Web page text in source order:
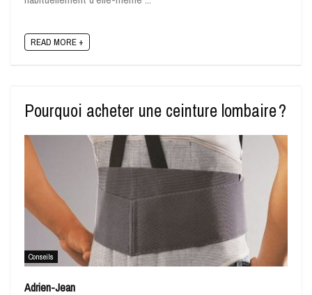
READ MORE +
Pourquoi acheter une ceinture lombaire ?
Conseils
Adrien-Jean